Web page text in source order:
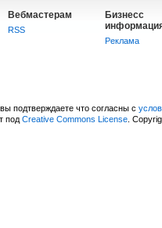
Вебмастерам
RSS
Бизнесс
Реклама
подтверждаете что согласны с
подCreative Commons License .